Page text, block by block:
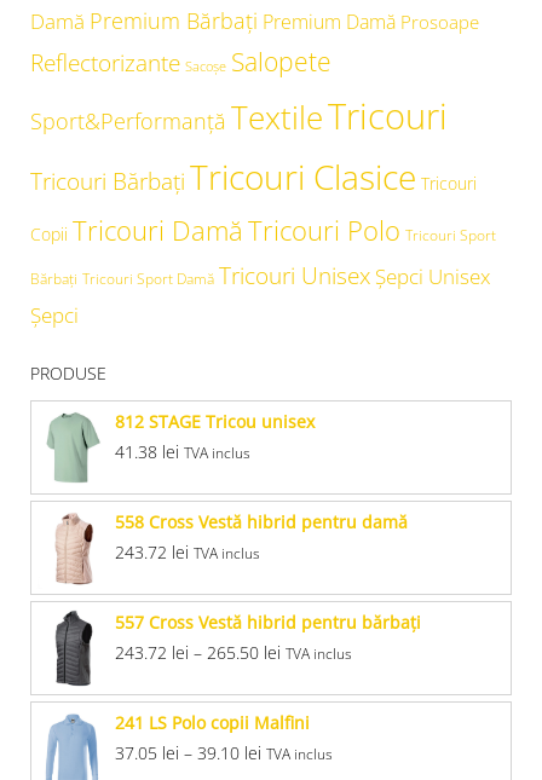
Damă Premium Bărbați Premium Damă Prosoape
Reflectorizante Sacoșe Salopete
Sport&Performanță TextileTricouri
Tricouri BărbațiTricouri Clasice Tricouri
Copii Tricouri Damă Tricouri Polo Tricouri Sport
Bărbați Tricouri Sport Damă Tricouri Unisex Şepci Unisex
Șepci
PRODUSE
812 STAGE Tricou unisex
41.38 lei TVA inclus
558 Cross Vestă hibrid pentru damă
243.72 lei TVA inclus
557 Cross Vestă hibrid pentru bărbaţi
243.72 lei – 265.50 lei TVA inclus
241 LS Polo copii Malfini
37.05 lei – 39.10 lei TVA inclus